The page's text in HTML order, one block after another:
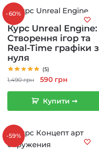
-60%
Курс Unreal Engine:
Створення ігор та
Real-Time графіки з
нуля
(5)
1,490грн
Оригінальна
ціна:
1,490 грн.
590 грн
ціна:
590 грн.
Купити ➞
-59%